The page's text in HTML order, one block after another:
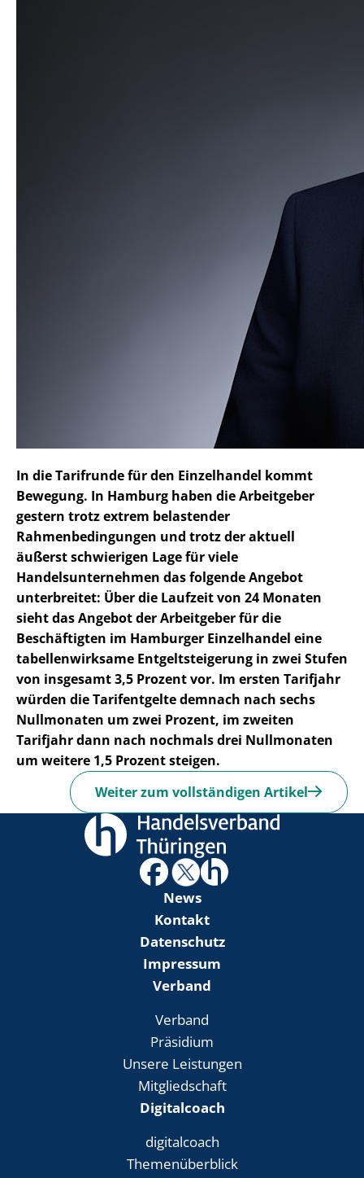
In die Tarifrunde für den Einzelhandel kommt
Bewegung. In Hamburg haben die Arbeitgeber
gestern trotz extrem belastender
Rahmenbedingungen und trotz der aktuell
äußerst schwierigen Lage für viele
Handelsunternehmen das folgende Angebot
unterbreitet: Über die Laufzeit von 24 Monaten
sieht das Angebot der Arbeitgeber für die
Beschäftigten im Hamburger Einzelhandel eine
tabellenwirksame Entgeltsteigerung in zwei Stufen
von insgesamt 3,5 Prozent vor. Im ersten Tarifjahr
würden die Tarifentgelte demnach nach sechs
Nullmonaten um zwei Prozent, im zweiten
Tarifjahr dann nach nochmals drei Nullmonaten
um weitere 1,5 Prozent steigen.
Weiter zum vollständigen Artikel
News
Kontakt
Datenschutz
Impressum
Verband
Verband
Präsidium
Unsere Leistungen
Mitgliedschaft
Digitalcoach
digitalcoach
Themenüberblick